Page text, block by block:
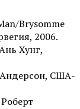
Brysomme
2006.
Хунг,
Андерсон, США-